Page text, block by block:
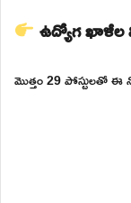
ఉద్యోగ ఖాళీల
మొత్తం 29 పోస్టులతో ఈ